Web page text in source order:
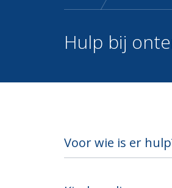
Hulp bij
Voor wie is er